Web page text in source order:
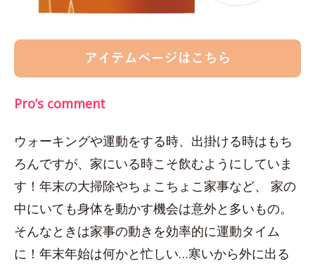
Pro’s comment
ウォーキングや運動をする時、出掛ける時はもち
ろんですが、家にいる時こそ飲むようにしていま
す！年末の大掃除やちょこちょこ家事など、 家の
中にいても身体を動かす機会は意外と多いもの。
そんなときは家事の動きを効率的に運動タイム
に！年末年始は何かと忙しい…寒いから外に出る